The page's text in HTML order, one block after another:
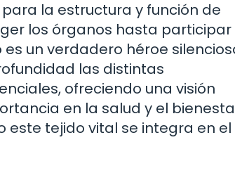
la estructura y función de
los órganos hasta participar
un verdadero héroe
las distintas
ofreciendo una visión
en la salud y el
tejido vital se integra en el